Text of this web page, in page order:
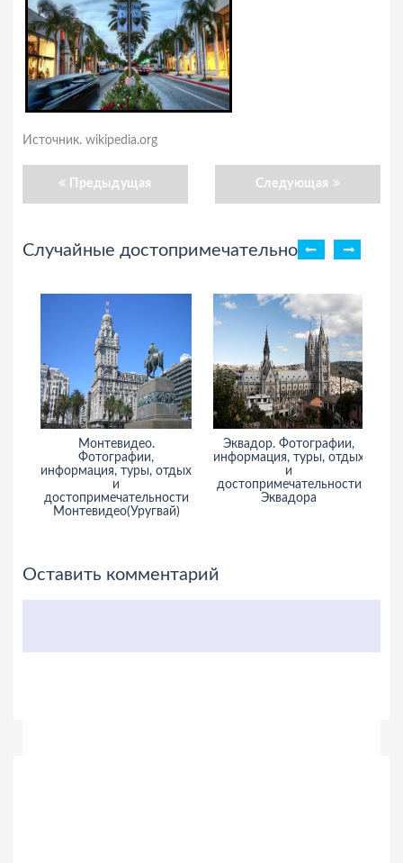
Источник. wikipedia.org
Предыдущая Следующая
Случайные достопримечательности
Монтевидео.
Фотографии,
информация, туры, отдых
и
достопримечательности
Монтевидео(Уругвай)
Эквадор. Фотографии,
информация, туры, отдых
и
достопримечательности
Эквадора
Оставить комментарий